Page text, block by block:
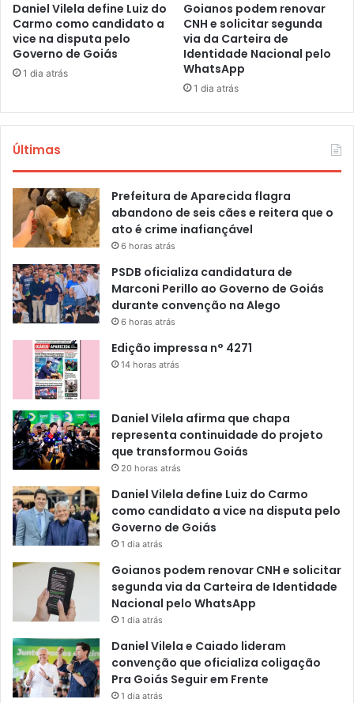
Daniel Vilela define Luiz do
Carmo como candidato a
vice na disputa pelo
Governo de Goiás
1 dia atrás
Goianos podem renovar
CNH e solicitar segunda
via da Carteira de
Identidade Nacional pelo
WhatsApp
1 dia atrás
Últimas
Prefeitura de Aparecida flagra
abandono de seis cães e reitera que o
ato é crime inafiançável
6 horas atrás
PSDB oficializa candidatura de
Marconi Perillo ao Governo de Goiás
durante convenção na Alego
6 horas atrás
Edição impressa n° 4271
14 horas atrás
Daniel Vilela afirma que chapa
representa continuidade do projeto
que transformou Goiás
20 horas atrás
Daniel Vilela define Luiz do Carmo
como candidato a vice na disputa pelo
Governo de Goiás
1 dia atrás
Goianos podem renovar CNH e solicitar
segunda via da Carteira de Identidade
Nacional pelo WhatsApp
1 dia atrás
Daniel Vilela e Caiado lideram
convenção que oficializa coligação
Pra Goiás Seguir em Frente
1 dia atrás